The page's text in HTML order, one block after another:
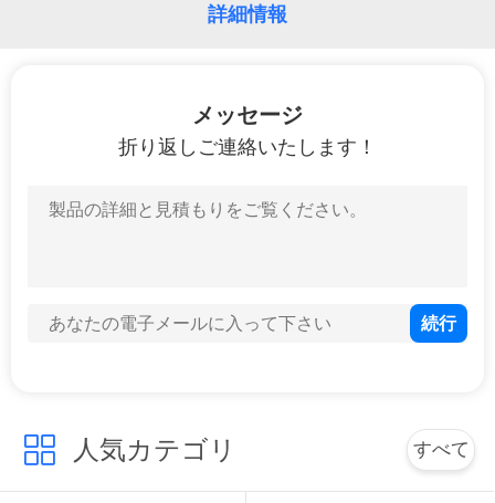
詳細情報
メッセージ
折り返しご連絡いたします！
人気カテゴリ すべて